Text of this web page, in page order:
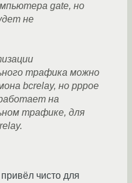
gate, но
не
трафика можно
bcrelay, но pppoe
на
трафике, для
чисто для